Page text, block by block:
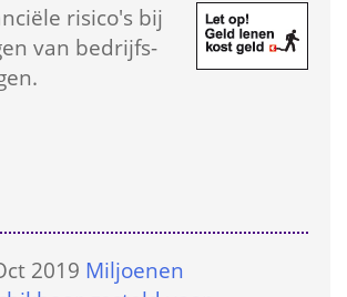
risico's bij
van bedrijfs­
2019 Miljoenen